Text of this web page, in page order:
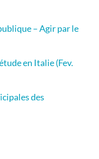
– Agir par le
en Italie (Fev.
des